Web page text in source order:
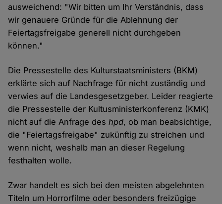
ausweichend: "Wir bitten um Ihr Verständnis, dass
wir genauere Gründe für die Ablehnung der
Feiertagsfreigabe generell nicht durchgeben
können."
Die Pressestelle des Kulturstaatsministers (BKM)
erklärte sich auf Nachfrage für nicht zuständig und
verwies auf die Landesgesetzgeber. Leider reagierte
die Pressestelle der Kultusministerkonferenz (KMK)
nicht auf die Anfrage deshpd, ob man beabsichtige,
die "Feiertagsfreigabe" zukünftig zu streichen und
wenn nicht, weshalb man an dieser Regelung
festhalten wolle.
Zwar handelt es sich bei den meisten abgelehnten
Titeln um Horrorfilme oder besonders freizügige